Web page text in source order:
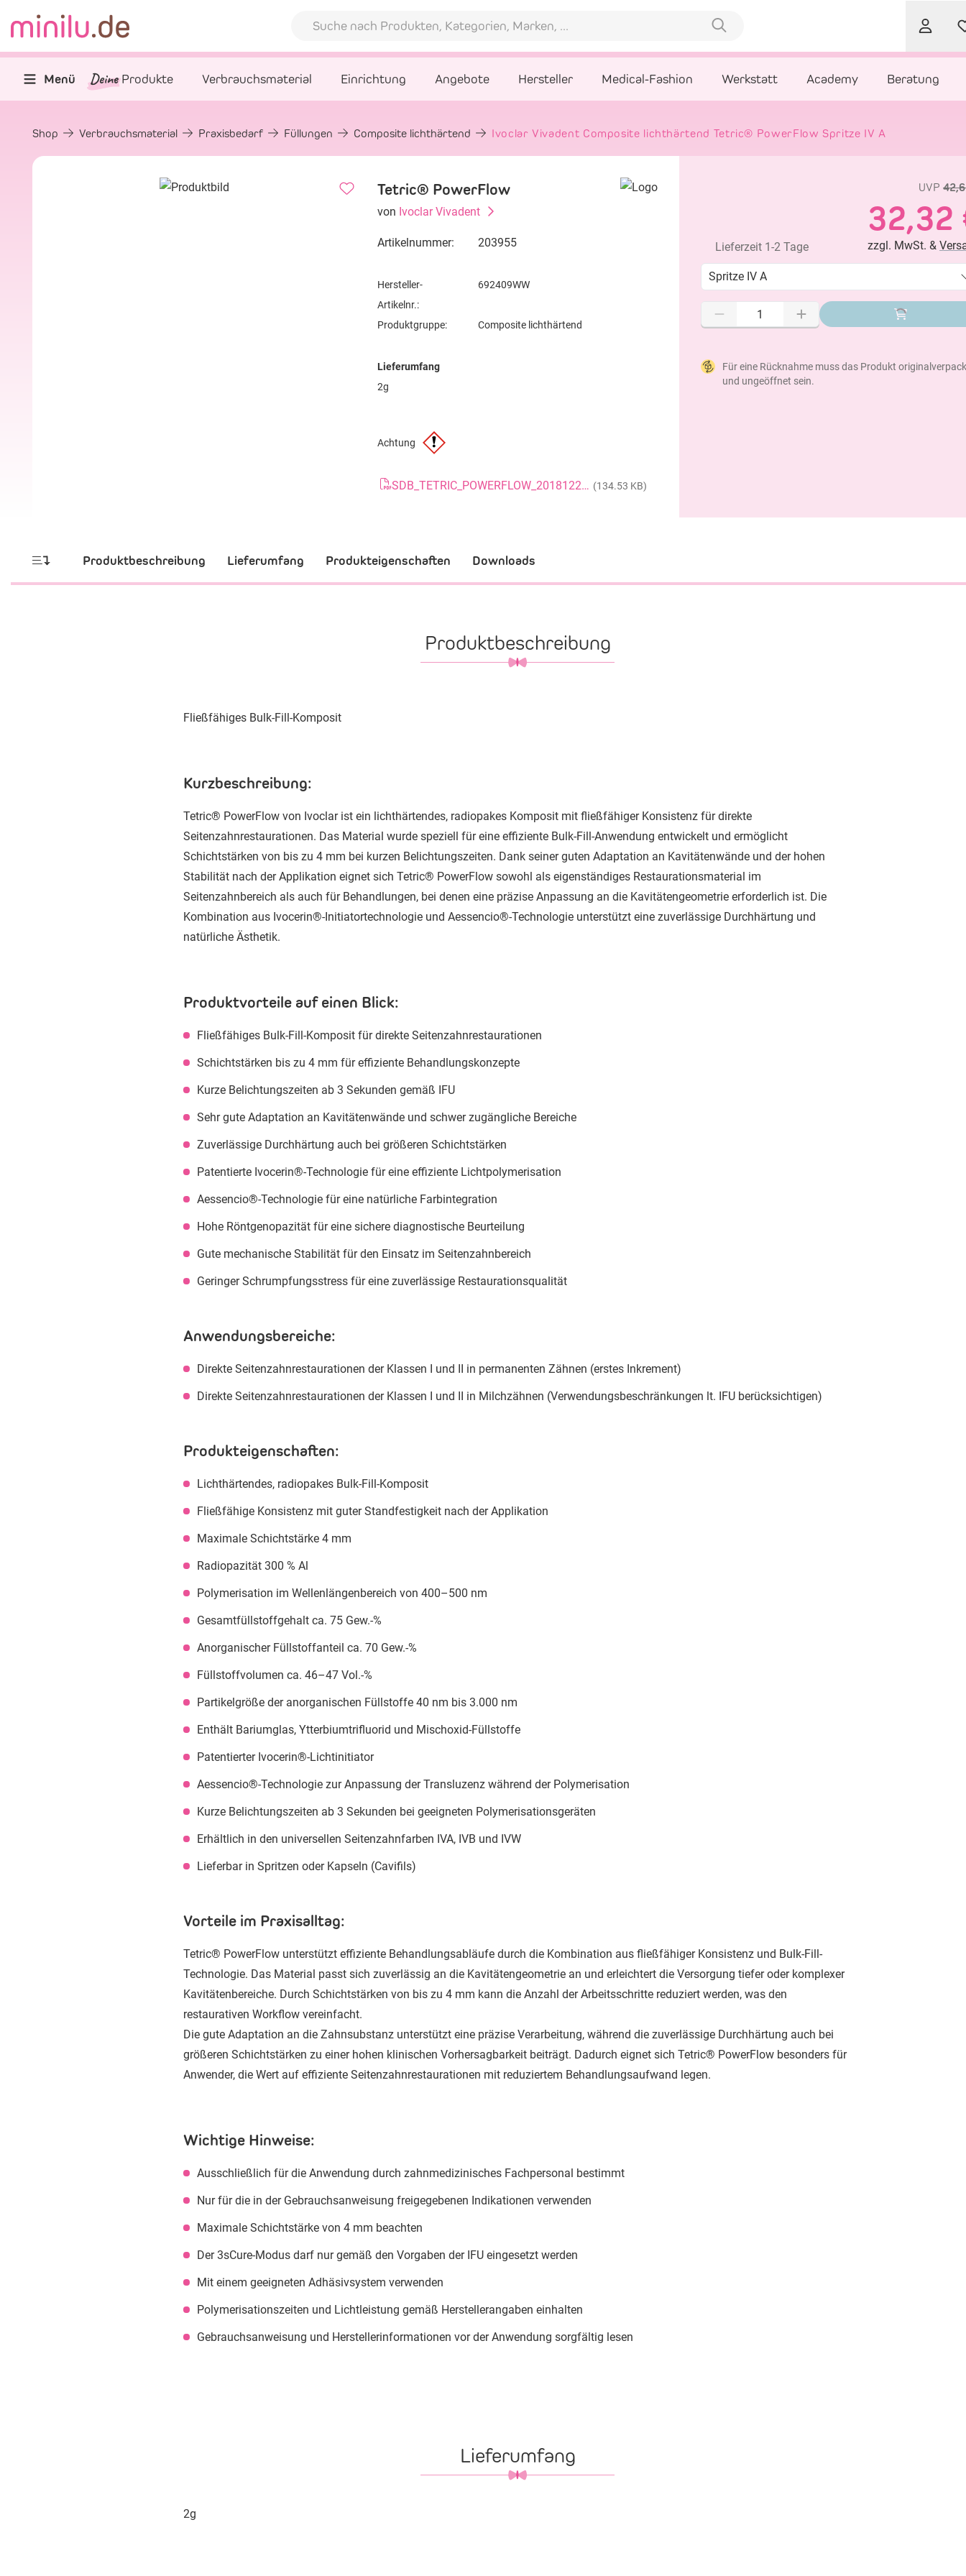
Menü Deine Produkte Verbrauchsmaterial Einrichtung Angebote Hersteller Medical-Fashion Werkstatt Academy Beratung
Shop Verbrauchsmaterial Praxisbedarf Füllungen Composite lichthärtend Ivoclar Vivadent Composite lichthärtend Tetric® PowerFlow Spritze IV A
Tetric® PowerFlow
von Ivoclar Vivadent
Artikelnummer: 203955
Hersteller-
Artikelnr.:
692409WW
Produktgruppe: Composite lichthärtend
Lieferumfang
2g
Achtung
SDB_TETRIC_POWERFLOW_20181220_CH_DE (134.53 KB)
UVP
32,32
Lieferzeit 1-2 Tage zzgl. MwSt. &
Spritze IV A
Für eine Rücknahme muss das Produkt
und ungeöffnet sein.
Produktbeschreibung Lieferumfang Produkteigenschaften Downloads
Produktbeschreibung
Fließfähiges Bulk-Fill-Komposit
Kurzbeschreibung:
Tetric® PowerFlow von Ivoclar ist ein lichthärtendes, radiopakes Komposit mit fließfähiger Konsistenz für direkte
Seitenzahnrestaurationen. Das Material wurde speziell für eine effiziente Bulk-Fill-Anwendung entwickelt und ermöglicht
Schichtstärken von bis zu 4 mm bei kurzen Belichtungszeiten. Dank seiner guten Adaptation an Kavitätenwände und der hohen
Stabilität nach der Applikation eignet sich Tetric® PowerFlow sowohl als eigenständiges Restaurationsmaterial im
Seitenzahnbereich als auch für Behandlungen, bei denen eine präzise Anpassung an die Kavitätengeometrie erforderlich ist. Die
Kombination aus Ivocerin®-Initiatortechnologie und Aessencio®-Technologie unterstützt eine zuverlässige Durchhärtung und
natürliche Ästhetik.
Produktvorteile auf einen Blick:
Fließfähiges Bulk-Fill-Komposit für direkte Seitenzahnrestaurationen
Schichtstärken bis zu 4 mm für effiziente Behandlungskonzepte
Kurze Belichtungszeiten ab 3 Sekunden gemäß IFU
Sehr gute Adaptation an Kavitätenwände und schwer zugängliche Bereiche
Zuverlässige Durchhärtung auch bei größeren Schichtstärken
Patentierte Ivocerin®-Technologie für eine effiziente Lichtpolymerisation
Aessencio®-Technologie für eine natürliche Farbintegration
Hohe Röntgenopazität für eine sichere diagnostische Beurteilung
Gute mechanische Stabilität für den Einsatz im Seitenzahnbereich
Geringer Schrumpfungsstress für eine zuverlässige Restaurationsqualität
Anwendungsbereiche:
Direkte Seitenzahnrestaurationen der Klassen I und II in permanenten Zähnen (erstes Inkrement)
Direkte Seitenzahnrestaurationen der Klassen I und II in Milchzähnen (Verwendungsbeschränkungen lt. IFU berücksichtigen)
Produkteigenschaften:
Lichthärtendes, radiopakes Bulk-Fill-Komposit
Fließfähige Konsistenz mit guter Standfestigkeit nach der Applikation
Maximale Schichtstärke 4 mm
Radiopazität 300 % Al
Polymerisation im Wellenlängenbereich von 400–500 nm
Gesamtfüllstoffgehalt ca. 75 Gew.-%
Anorganischer Füllstoffanteil ca. 70 Gew.-%
Füllstoffvolumen ca. 46–47 Vol.-%
Partikelgröße der anorganischen Füllstoffe 40 nm bis 3.000 nm
Enthält Bariumglas, Ytterbiumtrifluorid und Mischoxid-Füllstoffe
Patentierter Ivocerin®-Lichtinitiator
Aessencio®-Technologie zur Anpassung der Transluzenz während der Polymerisation
Kurze Belichtungszeiten ab 3 Sekunden bei geeigneten Polymerisationsgeräten
Erhältlich in den universellen Seitenzahnfarben IVA, IVB und IVW
Lieferbar in Spritzen oder Kapseln (Cavifils)
Vorteile im Praxisalltag:
Tetric® PowerFlow unterstützt effiziente Behandlungsabläufe durch die Kombination aus fließfähiger Konsistenz und Bulk-Fill-
Technologie. Das Material passt sich zuverlässig an die Kavitätengeometrie an und erleichtert die Versorgung tiefer oder komplexer
Kavitätenbereiche. Durch Schichtstärken von bis zu 4 mm kann die Anzahl der Arbeitsschritte reduziert werden, was den
restaurativen Workflow vereinfacht.
Die gute Adaptation an die Zahnsubstanz unterstützt eine präzise Verarbeitung, während die zuverlässige Durchhärtung auch bei
größeren Schichtstärken zu einer hohen klinischen Vorhersagbarkeit beiträgt. Dadurch eignet sich Tetric® PowerFlow besonders für
Anwender, die Wert auf effiziente Seitenzahnrestaurationen mit reduziertem Behandlungsaufwand legen.
Wichtige Hinweise:
Ausschließlich für die Anwendung durch zahnmedizinisches Fachpersonal bestimmt
Nur für die in der Gebrauchsanweisung freigegebenen Indikationen verwenden
Maximale Schichtstärke von 4 mm beachten
Der 3sCure-Modus darf nur gemäß den Vorgaben der IFU eingesetzt werden
Mit einem geeigneten Adhäsivsystem verwenden
Polymerisationszeiten und Lichtleistung gemäß Herstellerangaben einhalten
Gebrauchsanweisung und Herstellerinformationen vor der Anwendung sorgfältig lesen
Lieferumfang
2g